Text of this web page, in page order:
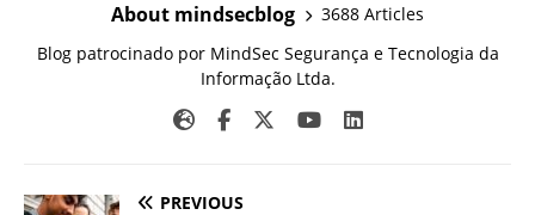
About mindsecblog
3688 Articles
Blog patrocinado por MindSec Segurança e Tecnologia da
Informação Ltda.
PREVIOUS